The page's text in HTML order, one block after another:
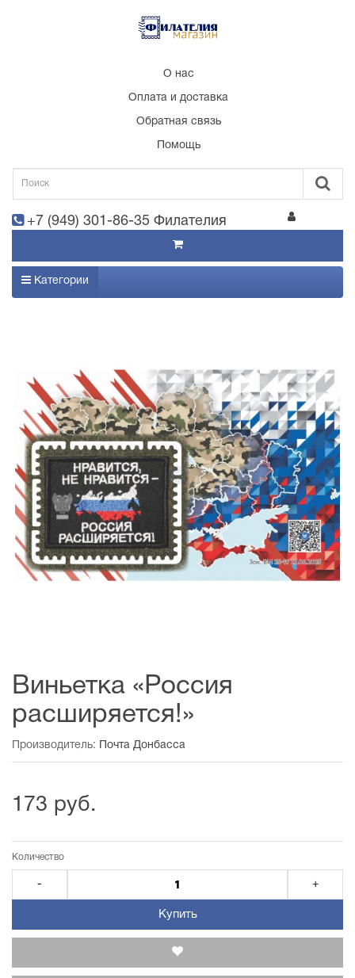
О нас
Оплата и доставка
Обратная связь
Помощь
+7 (949) 301-86-35 Филателия
Категории
Виньетка «Россия
расширяется!»
Производитель: Почта Донбасса
173 руб.
Количество
- +
Купить